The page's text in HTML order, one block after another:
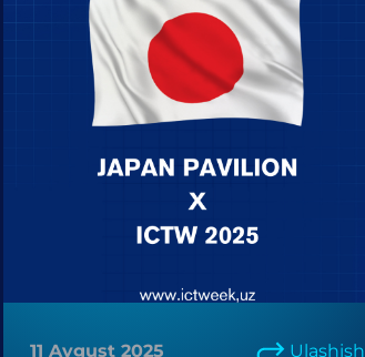
11 Avgust 2025 Ulashish